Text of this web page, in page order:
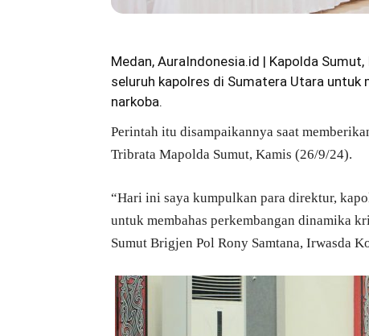
Medan, AuraIndonesia.id | Kapolda
seluruh kapolres di Sumatera Utara
narkoba.
Perintah itu disampaikannya saat
Tribrata Mapolda Sumut, Kamis (26/9/24).
“Hari ini saya kumpulkan para direktur,
untuk membahas perkembangan dinamika
Sumut Brigjen Pol Rony Samtana, Irwasda